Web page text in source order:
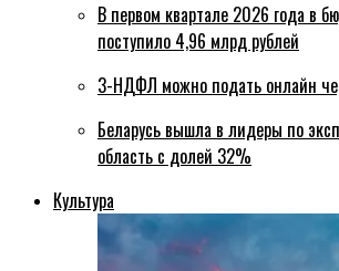
В первом квартале 2026 года в
поступило 4,96 млрд рублей
3-НДФЛ можно подать онлайн
Беларусь вышла в лидеры по
область с долей 32%
Культура